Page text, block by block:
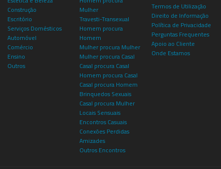
Construção
Escritório
Serviços Domésticos
Automóvel
Comércio
Ensino
Outros
Mulher
Travesti-Transexual
Homem procura
Homem
Mulher procura Mulher
Mulher procura Casal
Casal procura Casal
Homem procura Casal
Casal procura Homem
Brinquedos Sexuais
Casal procura Mulher
Locais Sensuais
Encontros Casuais
Conexões Perdidas
Amizades
Outros Encontros
Termos de Utilização
Direito de Informação
Política de Privacidade
Perguntas Frequentes
Apoio ao Cliente
Onde Estamos